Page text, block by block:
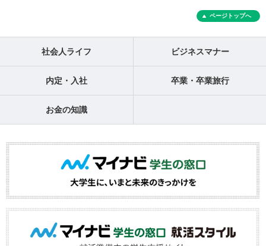
ページトップへ
社会人ライフ ビジネスマナー
内定・入社 卒業・卒業旅行
お金の知識